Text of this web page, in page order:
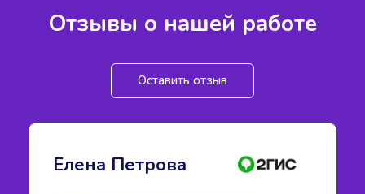
Отзывы о нашей работе
Оставить отзыв
Елена Петрова